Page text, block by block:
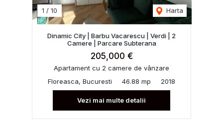
1 / 10 Harta
Dinamic City | Barbu Vacarescu | Verdi | 2
Camere | Parcare Subterana
205,000 €
Apartament cu 2 camere de vânzare
Floreasca, Bucuresti
46.88 mp 2018
Vezi mai multe detalii